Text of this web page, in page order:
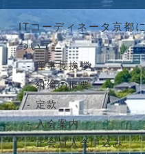
ITコーディネータ京都に
ついて
理事長挨拶
組織の概要
定款
入会案内
正会員入会申込み